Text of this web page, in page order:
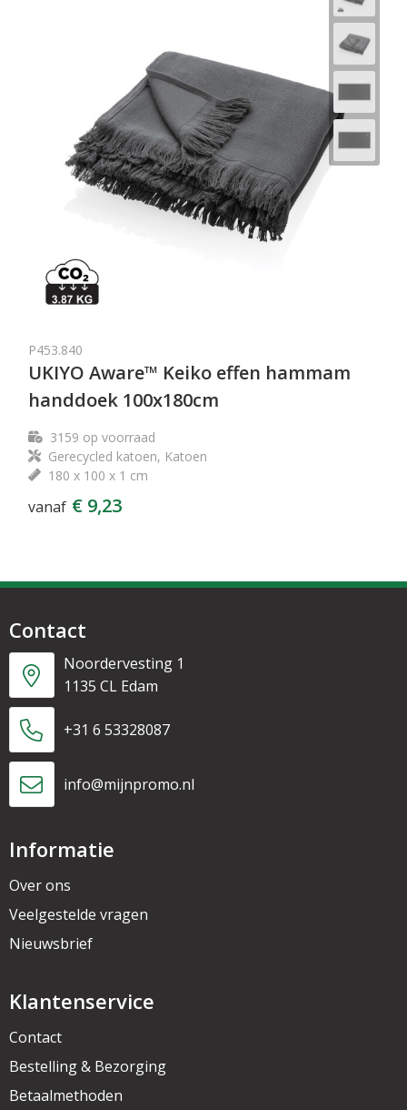
P453.840
UKIYO Aware™ Keiko effen hammam
handdoek 100x180cm
3159 op voorraad
Gerecycled katoen, Katoen
180 x 100 x 1 cm
vanaf € 9,23
Contact
Noordervesting 1
1135 CL Edam
+31 6 53328087
info@mijnpromo.nl
Informatie
Over ons
Veelgestelde vragen
Nieuwsbrief
Klantenservice
Contact
Bestelling & Bezorging
Betaalmethoden